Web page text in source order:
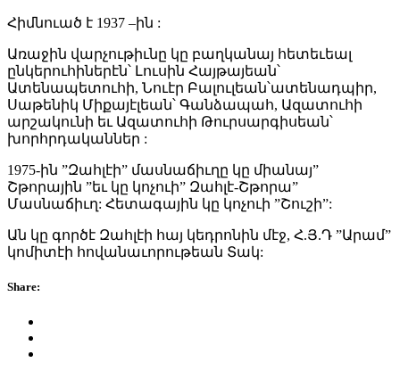
Հիմնուած է 1937 –ին :
Առաջին վարչութիւնը կը բաղկանայ հետեւեալ
ընկերուհիներէն՝ Լուսին Հայթայեան՝
Ատենապետուհի, Նուէր Բալուլեան՝ատենադպիր,
Սաթենիկ Միքայէլեան՝ Գանձապահ, Ազատուհի
արշակունի եւ Ազատուհի Թուրսարգիսեան՝
խորհրդականներ :
1975-ին ”Զահլէի” մասնաճիւղը կը միանայ”
Շթորային ”եւ կը կոչուի” Զահլէ-Շթորա”
Մասնաճիւղ: Հետագային կը կոչուի ”Շուշի”:
Ան կը գործէ Զահլէի հայ կեդրոնին մէջ, Հ.Յ.Դ ”Արամ”
կոմիտէի հովանաւորութեան Տակ:
Share: